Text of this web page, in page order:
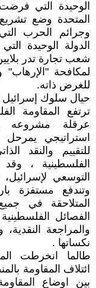
الوحيدة التي
المتحدة وضع
وجرائم الحرب
الدولة الوحيدة
شعب تجارة تدر
لمكافحة "الإرهاب"
للغرض ذاته.
حيال سلوك
ترتفع المقاومة
عرقلة مشروعه
استراتيجي
للتقييم والنقد
الفلسطينية ،
التوسعي
وتندفع مستفزة
المتلاحقة في
الفصائل
والمراجعة
نكساتها .
طالما انخرطت
ائتلاف المقاومة
بين اوضاع